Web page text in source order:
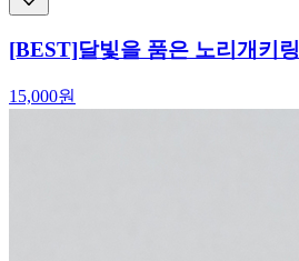
[BEST]달빛을 품은 노리개키링
15,000원